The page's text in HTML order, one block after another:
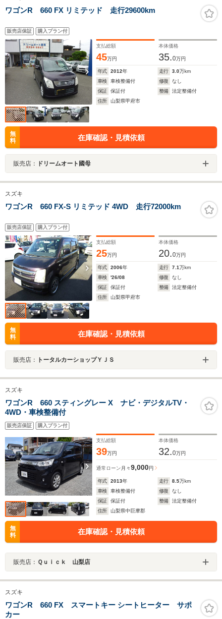
ワゴンR 660 FX リミテッド 走行29600km
販売店保証 購入プラン付
支払総額
45万円
本体価格
35.0万円
年式 2012年 走行 3.0万km
車検
車検整備付 修復
なし
保証
保証付 整備
法定整備付
住所
山梨県甲府市
無
料
在庫確認・見積依頼
販売店： ドリームオート國母
スズキ
ワゴンR 660 FX-S リミテッド 4WD 走行72000km
販売店保証 購入プラン付
支払総額
25万円
本体価格
20.0万円
年式 2006年 走行 7.1万km
車検
'26/08 修復
なし
保証
保証付 整備
法定整備付
住所
山梨県甲府市
無
料
在庫確認・見積依頼
販売店： トータルカーショップＹＪＳ
スズキ
ワゴンR 660 スティングレー X ナビ・デジタルTV・
4WD・車検整備付
販売店保証 購入プラン付
支払総額
39万円
本体価格
32.0万円
通常ローン 月々9,000円
年式 2013年 走行 8.5万km
車検
車検整備付 修復
なし
保証
保証付 整備
法定整備付
住所
山梨県中巨摩郡
無
料
在庫確認・見積依頼
販売店： Ｑｕｉｃｋ 山梨店
スズキ
ワゴンR 660 FX スマートキー シートヒーター サポ
カー